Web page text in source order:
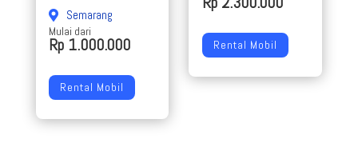
Rental Mobil
Semarang
Mulai dari
Rp 1.000.000
Rental Mobil